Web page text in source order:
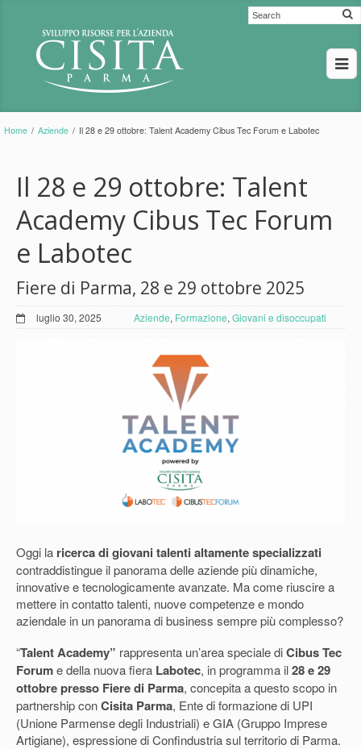
Home / Aziende / Il 28 e 29 ottobre: Talent Academy Cibus Tec Forum e Labotec
Il 28 e 29 ottobre: Talent
Academy Cibus Tec Forum
e Labotec
Fiere di Parma, 28 e 29 ottobre 2025
luglio 30, 2025 Aziende, Formazione, Giovani e disoccupati
Oggi la ricerca di giovani talenti altamente specializzati
contraddistingue il panorama delle aziende più dinamiche,
innovative e tecnologicamente avanzate. Ma come riuscire a
mettere in contatto talenti, nuove competenze e mondo
aziendale in un panorama di business sempre più complesso?
“Talent Academy” rappresenta un’area speciale diCibus Tec
Forume della nuova fiera Labotec, in programma il28 e 29
ottobre presso Fiere di Parma, concepita a questo scopo in
partnership conCisita Parma, Ente di formazione di UPI
(Unione Parmense degli Industriali) e GIA (Gruppo Imprese
Artigiane), espressione di Confindustria sul territorio di Parma.